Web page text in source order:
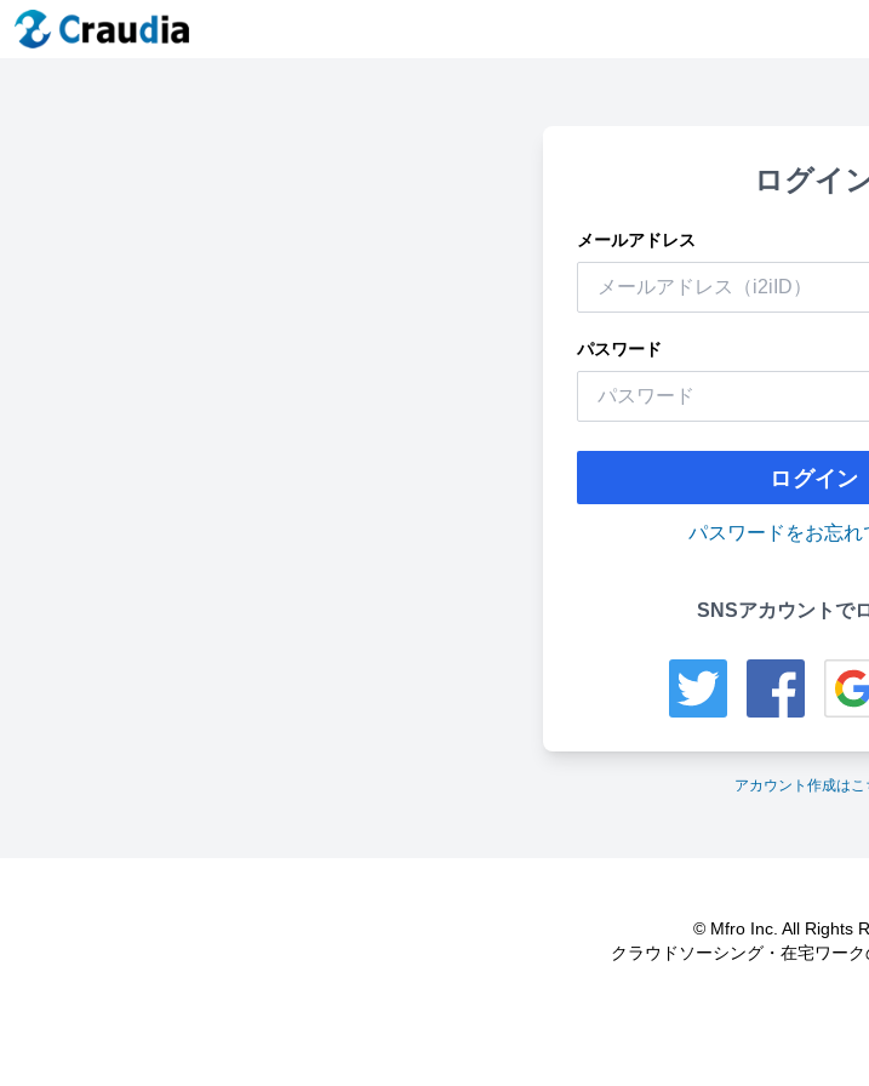
ログイ
メールアドレス
パスワード
ログイン
パスワードをお忘れ
SNSアカウントで
アカウント作成はこ
© Mfro Inc. All Rights
クラウドソーシング・在宅ワーク